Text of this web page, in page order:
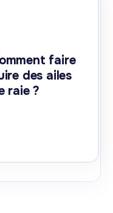
faire
des ailes
raie ?